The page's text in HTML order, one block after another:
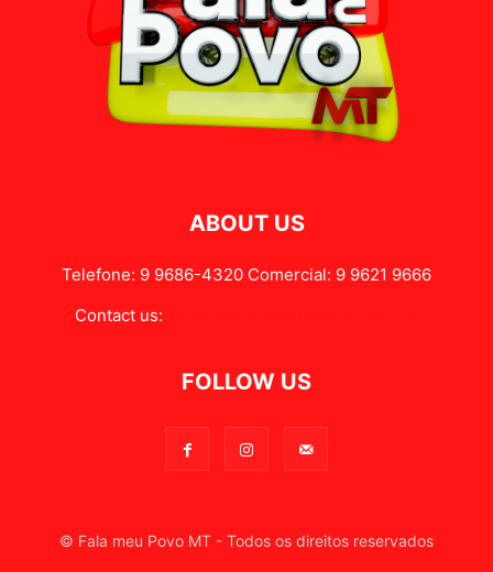
ABOUT US
Telefone: 9 9686-4320 Comercial: 9 9621 9666
Contact us:
FOLLOW US
© Fala meu Povo MT - Todos os direitos reservados